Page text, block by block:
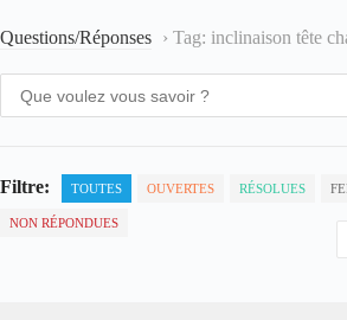
Questions/Réponses › Tag: inclinaison tête
Filtre: TOUTES OUVERTES RÉSOLUES
NON RÉPONDUES